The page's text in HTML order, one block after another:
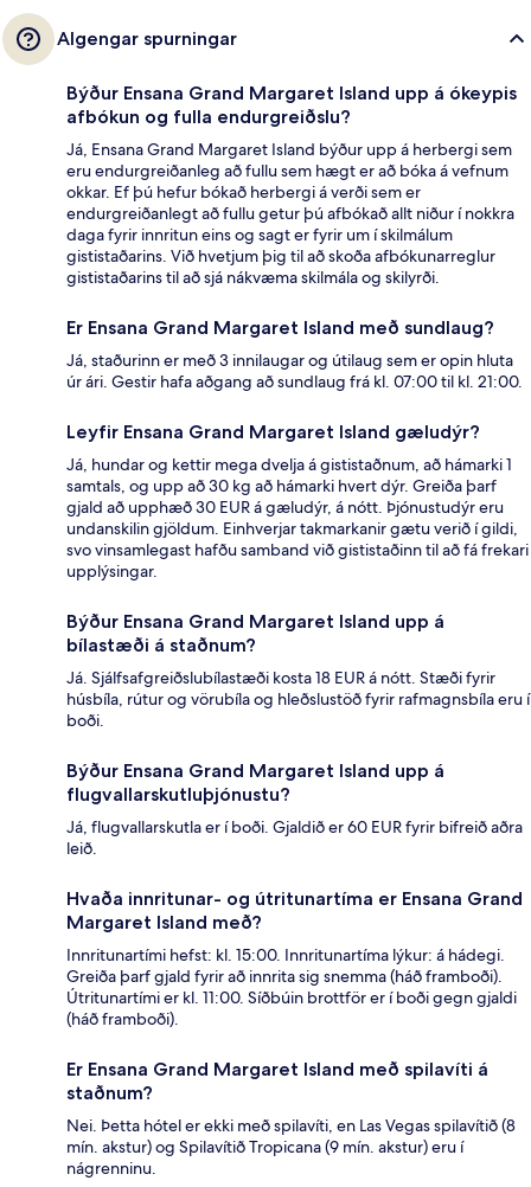
Algengar spurningar
Býður Ensana Grand Margaret Island upp á ókeypis
afbókun og fulla endurgreiðslu?
Já, Ensana Grand Margaret Island býður upp á herbergi sem
eru endurgreiðanleg að fullu sem hægt er að bóka á vefnum
okkar. Ef þú hefur bókað herbergi á verði sem er
endurgreiðanlegt að fullu getur þú afbókað allt niður í nokkra
daga fyrir innritun eins og sagt er fyrir um í skilmálum
gististaðarins. Við hvetjum þig til að skoða afbókunarreglur
gististaðarins til að sjá nákvæma skilmála og skilyrði.
Er Ensana Grand Margaret Island með sundlaug?
Já, staðurinn er með 3 innilaugar og útilaug sem er opin hluta
úr ári. Gestir hafa aðgang að sundlaug frá kl. 07:00 til kl. 21:00.
Leyfir Ensana Grand Margaret Island gæludýr?
Já, hundar og kettir mega dvelja á gististaðnum, að hámarki 1
samtals, og upp að 30 kg að hámarki hvert dýr. Greiða þarf
gjald að upphæð 30 EUR á gæludýr, á nótt. Þjónustudýr eru
undanskilin gjöldum. Einhverjar takmarkanir gætu verið í gildi,
svo vinsamlegast hafðu samband við gististaðinn til að fá frekari
upplýsingar.
Býður Ensana Grand Margaret Island upp á
bílastæði á staðnum?
Já. Sjálfsafgreiðslubílastæði kosta 18 EUR á nótt. Stæði fyrir
húsbíla, rútur og vörubíla og hleðslustöð fyrir rafmagnsbíla eru í
boði.
Býður Ensana Grand Margaret Island upp á
flugvallarskutluþjónustu?
Já, flugvallarskutla er í boði. Gjaldið er 60 EUR fyrir bifreið aðra
leið.
Hvaða innritunar- og útritunartíma er Ensana Grand
Margaret Island með?
Innritunartími hefst: kl. 15:00. Innritunartíma lýkur: á hádegi.
Greiða þarf gjald fyrir að innrita sig snemma (háð framboði).
Útritunartími er kl. 11:00. Síðbúin brottför er í boði gegn gjaldi
(háð framboði).
Er Ensana Grand Margaret Island með spilavíti á
staðnum?
Nei. Þetta hótel er ekki með spilavíti, en Las Vegas spilavítið (8
mín. akstur) og Spilavítið Tropicana (9 mín. akstur) eru í
nágrenninu.